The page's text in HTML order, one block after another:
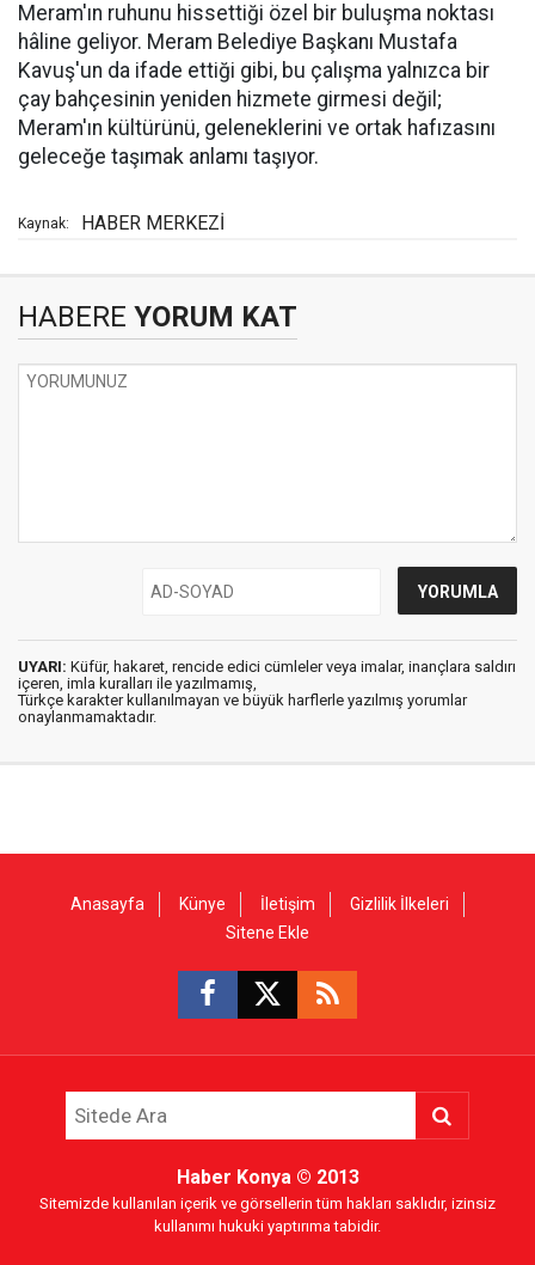
Meram'ın ruhunu hissettiği özel bir buluşma noktası
hâline geliyor. Meram Belediye Başkanı Mustafa
Kavuş'un da ifade ettiği gibi, bu çalışma yalnızca bir
çay bahçesinin yeniden hizmete girmesi değil;
Meram'ın kültürünü, geleneklerini ve ortak hafızasını
geleceğe taşımak anlamı taşıyor.
Kaynak: HABER MERKEZİ
HABERE YORUM KAT
UYARI: Küfür, hakaret, rencide edici cümleler veya imalar, inançlara saldırı
içeren, imla kuralları ile yazılmamış,
Türkçe karakter kullanılmayan ve büyük harflerle yazılmış yorumlar
onaylanmamaktadır.
Anasayfa Künye İletişim
Gizlilik İlkeleri
Sitene Ekle
Haber Konya© 2013
Sitemizde kullanılan içerik ve görsellerin tüm hakları saklıdır, izinsiz
kullanımı hukuki yaptırıma tabidir.